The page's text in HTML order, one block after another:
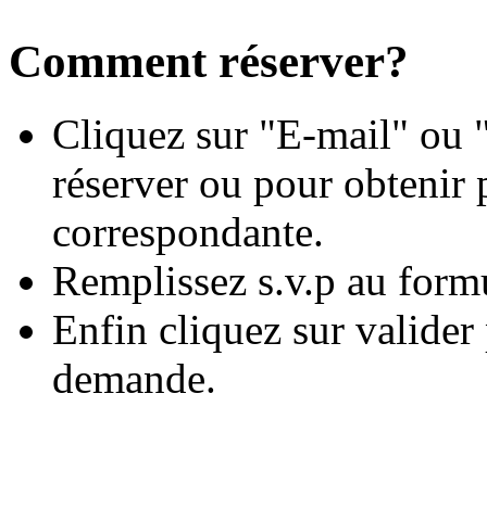
Comment réserver?
Cliquez sur "E-mail" ou
réserver ou pour obtenir
correspondante.
Remplissez s.v.p au
Enfin cliquez sur
demande.